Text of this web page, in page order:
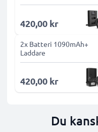
420,00 kr
2x Batteri 1090mAh+
Laddare
420,00 kr
Du